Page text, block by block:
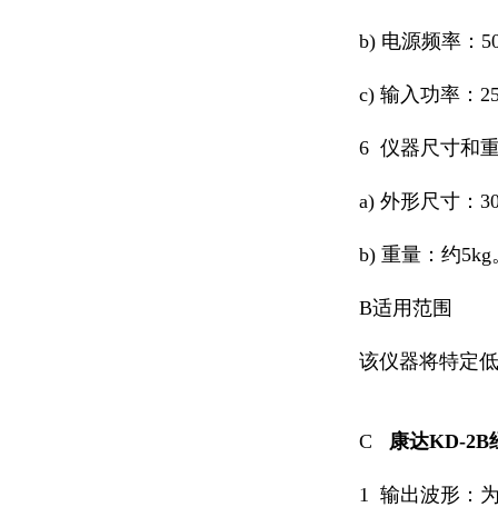
b) 电源频率：
c) 输入功率：
6 仪器尺寸和
a) 外形尺寸：
b) 重量：约5kg
B适用范围
该仪器将特定
C 康达KD-2B
1 输出波形：